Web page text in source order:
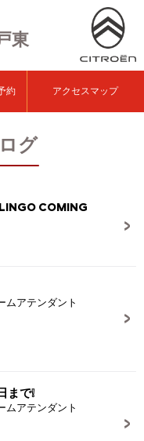
東
約 アクセスマップ
グ
COMING
ムアテンダント
で❕
ムアテンダント